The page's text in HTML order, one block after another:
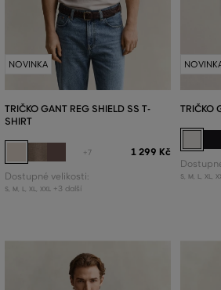
NOVINKA
TRIČKO GANT REG SHIELD SS T-
SHIRT
+7 1 299 Kč
Dostupné velikosti:
S, M L XL XXL +3 další
TRIČKO
S, M L XL